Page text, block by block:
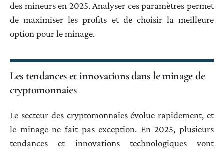
des mineurs en 2025. Analyser ces paramètres permet
de maximiser les profits et de choisir la meilleure
option pour le minage.
Les tendances et innovations dans le minage de
cryptomonnaies
Le secteur des cryptomonnaies évolue rapidement, et
le minage ne fait pas exception. En 2025, plusieurs
tendances et innovations technologiques vont